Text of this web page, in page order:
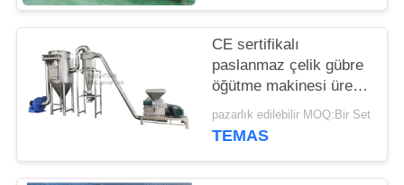
CE sertifikalı
paslanmaz çelik gübre
öğütme makinesi üre
iğne değirmeni
pazarlık edilebilir MOQ:Bir Set
TEMAS